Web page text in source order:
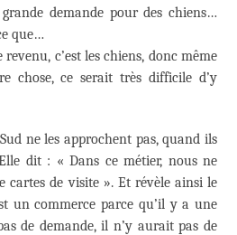
demande pour des chiens…
que…
c’est les chiens, donc même
chose, ce serait très difficile d’y
ne les approchent pas, quand ils
dit : « Dans ce métier, nous ne
cartes de visite ». Et révèle ainsi le
un commerce parce qu’il y a une
de demande, il n’y aurait pas de